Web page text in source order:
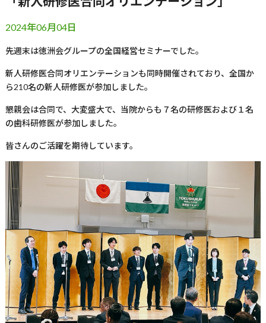
2024年06月04日
先週末は徳洲会グループの全国経営セミナーでした。
新人研修医合同オリエンテーションも同時開催されており、全国か
ら210名の新人研修医が参加しました。
懇親会は合同で、大変盛大で、当院からも７名の研修医および１名
の歯科研修医が参加しました。
皆さんのご活躍を期待しています。